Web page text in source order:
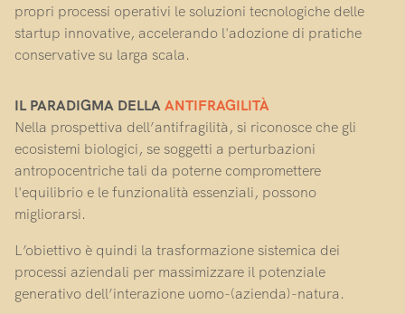
propri processi operativi le soluzioni tecnologiche delle
startup innovative, accelerando l'adozione di pratiche
conservative su larga scala.
IL PARADIGMA DELLAANTIFRAGILITÀ
Nella prospettiva dell’antifragilità, si riconosce che gli
ecosistemi biologici, se soggetti a perturbazioni
antropocentriche tali da poterne compromettere
l'equilibrio e le funzionalità essenziali, possono
migliorarsi.
L’obiettivo è quindi la trasformazione sistemica dei
processi aziendali per massimizzare il potenziale
generativo dell’interazione uomo-(azienda)-natura.